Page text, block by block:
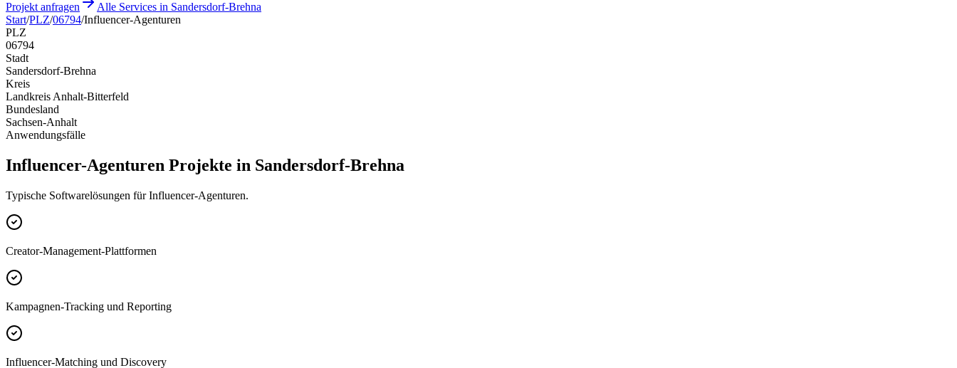
Projekt anfragen
Alle Services in Sandersdorf-Brehna
Start/PLZ/06794/Influencer-Agenturen
PLZ
06794
Stadt
Sandersdorf-Brehna
Kreis
Landkreis Anhalt-Bitterfeld
Bundesland
Sachsen-Anhalt
Anwendungsfälle
Influencer-Agenturen Projekte in Sandersdorf-Brehna
Typische Softwarelösungen für Influencer-Agenturen.
Creator-Management-Plattformen
Kampagnen-Tracking und Reporting
Influencer-Matching und Discovery